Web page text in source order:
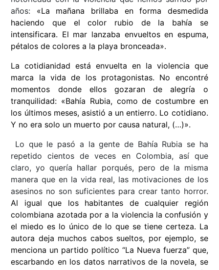
años: «La mañana brillaba en forma desmedida
haciendo que el color rubio de la bahía se
intensificara. El mar lanzaba envueltos en espuma,
pétalos de colores a la playa bronceada».
La cotidianidad está envuelta en la violencia que
marca la vida de los protagonistas. No encontré
momentos donde ellos gozaran de alegría o
tranquilidad: «Bahía Rubia, como de costumbre en
los últimos meses, asistió a un entierro. Lo cotidiano.
Y no era solo un muerto por causa natural, (…)».
Lo que le pasó a la gente de Bahía Rubia se ha
repetido cientos de veces en Colombia, así que
claro, yo quería hallar porqués, pero de la misma
manera que en la vida real, las motivaciones de los
asesinos no son suficientes para crear tanto horror.
Al igual que los habitantes de cualquier región
colombiana azotada por a la violencia la confusión y
el miedo es lo único de lo que se tiene certeza. La
autora deja muchos cabos sueltos, por ejemplo, se
menciona un partido político “La Nueva fuerza” que,
escarbando en los datos narrativos de la novela, se